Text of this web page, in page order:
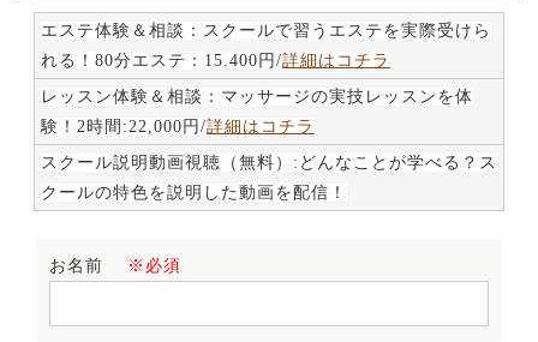
エステ体験＆相談：スクールで習うエステを実際受けら
れる！80分エステ：15.400円 /詳細はコチラ
レッスン体験＆相談：マッサージの実技レッスンを体
験！2時間: 22,000円/詳細はコチラ
スクール説明動画視聴（無料）:どんなことが学べる？ス
クールの特色を説明した動画を配信！
お名前 ※必須